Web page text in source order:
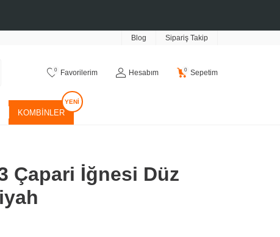
Blog Sipariş Takip
0 Favorilerim Hesabım 0 Sepetim
KOMBINLER
Çapari İğnesi Düz